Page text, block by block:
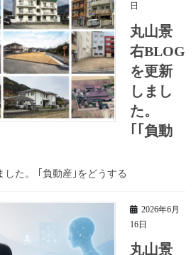
日
丸山景
右BLOG
を更新
しまし
た。
｢｢負動
した。 ｢負動産｣をどうする
2026年6月
16日
丸山景